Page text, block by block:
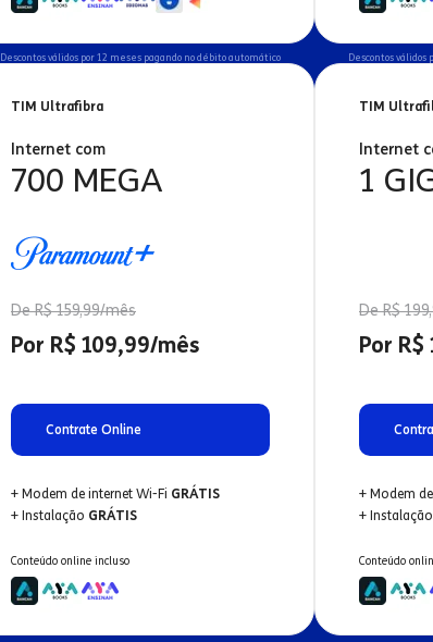
Descontos válidos por 12 meses pagando no débito automático Descontos
TIM Ultrafibra
Internet com
700 MEGA
De R$ 159,99/mês
Por R$ 109,99/mês
Contrate Online
+ Modem de internet Wi-Fi GRÁTIS
+ Instalação GRÁTIS
Conteúdo online incluso
TIM
Internet
1
De R$
Por
+ Modem
+ Instalação
Conteúdo